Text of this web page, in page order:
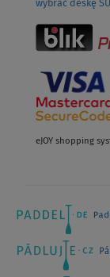
wybrać deskę
eJOY shopping